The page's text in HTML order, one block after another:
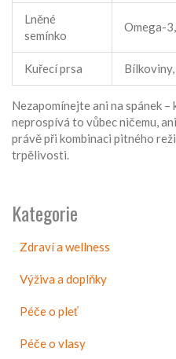
Lněné
semínko
Omega-
Kuřecí prsa
Nezapomínejte ani na spánek
neprospívá to vůbec ničemu,
právě při kombinaci pitného
trpělivosti.
Kategorie
Zdraví a wellness
Výživa a doplňky
Péče o pleť
Péče o vlasy